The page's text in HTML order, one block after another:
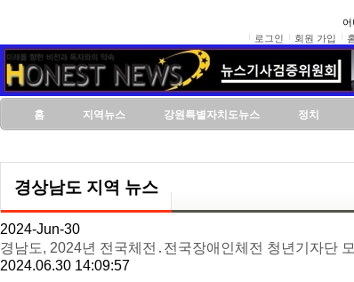
로그인
회원 가입
홈 지역뉴스 강원특별자치도뉴스 정치
경상남도 지역 뉴스
2024-Jun-30
경남도, 2024년 전국체전․전국장애인체전 청년기자단
2024.06.30 14:09:57